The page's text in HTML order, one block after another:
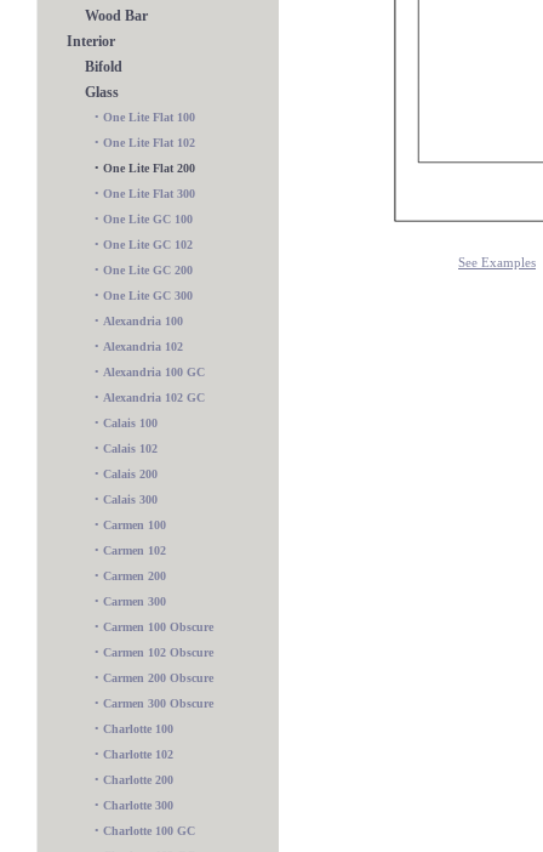
Wood Bar
Interior
Bifold
Glass
• One Lite Flat 100
• One Lite Flat 102
• One Lite Flat 200
• One Lite Flat 300
• One Lite GC 100
• One Lite GC 102
• One Lite GC 200
• One Lite GC 300
• Alexandria 100
• Alexandria 102
• Alexandria 100 GC
• Alexandria 102 GC
• Calais 100
• Calais 102
• Calais 200
• Calais 300
• Carmen 100
• Carmen 102
• Carmen 200
• Carmen 300
• Carmen 100 Obscure
• Carmen 102 Obscure
• Carmen 200 Obscure
• Carmen 300 Obscure
• Charlotte 100
• Charlotte 102
• Charlotte 200
• Charlotte 300
• Charlotte 100 GC
See Examples